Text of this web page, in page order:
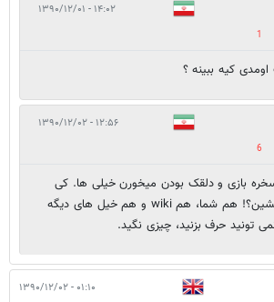
۱۴:۰۲ - ۱۳۹۰/۱۲/۰۱
1
اومدی کیه ببینه ؟
۱۲:۵۶ - ۱۳۹۰/۱۲/۰۲
6
بازی و دلقک بودن میخورن خیلی ها. کی
میخواین آدم بشین؟! هم شما، هم wiki و هم خیل های دیگه
تونید حرف بزنید، چیزی نگید.
۰۱:۱۰ - ۱۳۹۰/۱۲/۰۲